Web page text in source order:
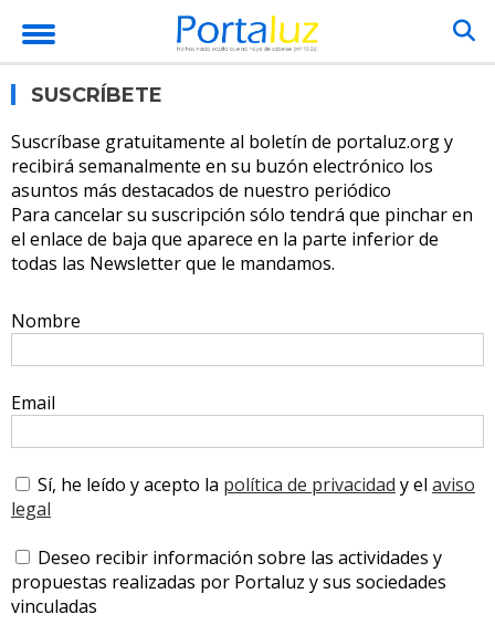
SUSCRÍBETE
Suscríbase gratuitamente al boletín de portaluz.org y
recibirá semanalmente en su buzón electrónico los
asuntos más destacados de nuestro periódico
Para cancelar su suscripción sólo tendrá que pinchar en
el enlace de baja que aparece en la parte inferior de
todas las Newsletter que le mandamos.
Nombre
Email
Sí, he leído y acepto la política de privacidad y el aviso
legal
Deseo recibir información sobre las actividades y
propuestas realizadas por Portaluz y sus sociedades
vinculadas